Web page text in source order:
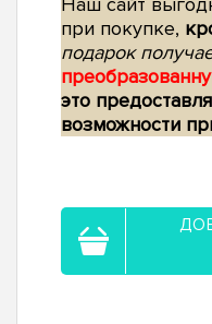
при покупке,
подарок
это
возможности